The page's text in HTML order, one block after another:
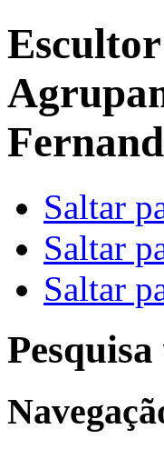
Saltar
Saltar
Saltar